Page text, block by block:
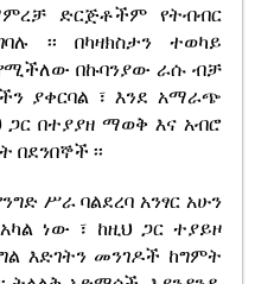
ድርጅቶችም የትብብር
፡፡ በካዛክስታን ተወካይ
የሚችለው በኩባንያው ራሱ ብቻ
ያቀርባል ፣ እንደ አማራጭ
በተያያዘ ማወቅ እና አብሮ
በደንበኞች ፡፡
ሥራ ባልደረባ አንፃር አሁን
ነው ፣ ከዚህ ጋር ተያይዞ
እድገትን መንገዶች ከግምት